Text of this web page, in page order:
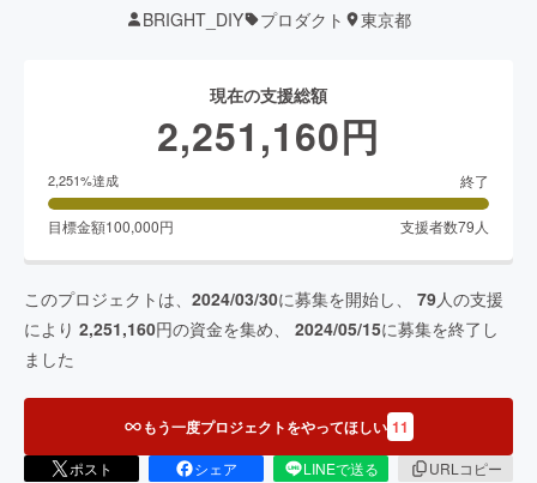
BRIGHT_DIY プロダクト 東京都
現在の支援総額
2,251,160円
2,251%達成 終了
目標金額100,000円 支援者数79 人
このプロジェクトは、 2024/03/30に募集を開始し、 79人の支援
により 2,251,160円の資金を集め、 2024/05/15に募集を終了し
ました
もう一度プロジェクトをやってほしい 11
ポスト シェア LINEで送る
URLコピー